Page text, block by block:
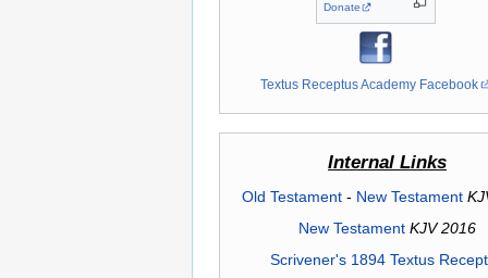
Donate
Textus Receptus Academy Facebook
Internal Links
Old Testament- New Testament
New Testament KJV 2016
Scrivener's 1894 Textus